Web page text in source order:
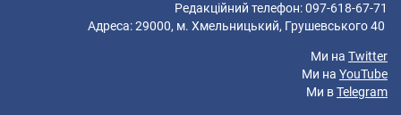
Редакційний телефон: 097-618-67-71
Адреса: 29000, м. Хмельницький, Грушевського 40
Ми на Twitter
Ми на YouTube
Ми вTelegram